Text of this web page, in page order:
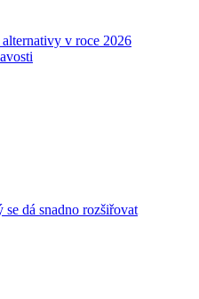
v roce 2026
dá snadno rozšiřovat